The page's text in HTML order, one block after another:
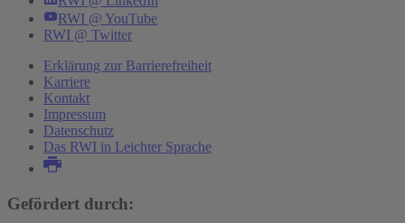
RWI @ YouTube
RWI @ Twitter
Erklärung zur Barrierefreiheit
Karriere
Kontakt
Impressum
Datenschutz
Das RWI in Leichter Sprache
Gefördert durch: